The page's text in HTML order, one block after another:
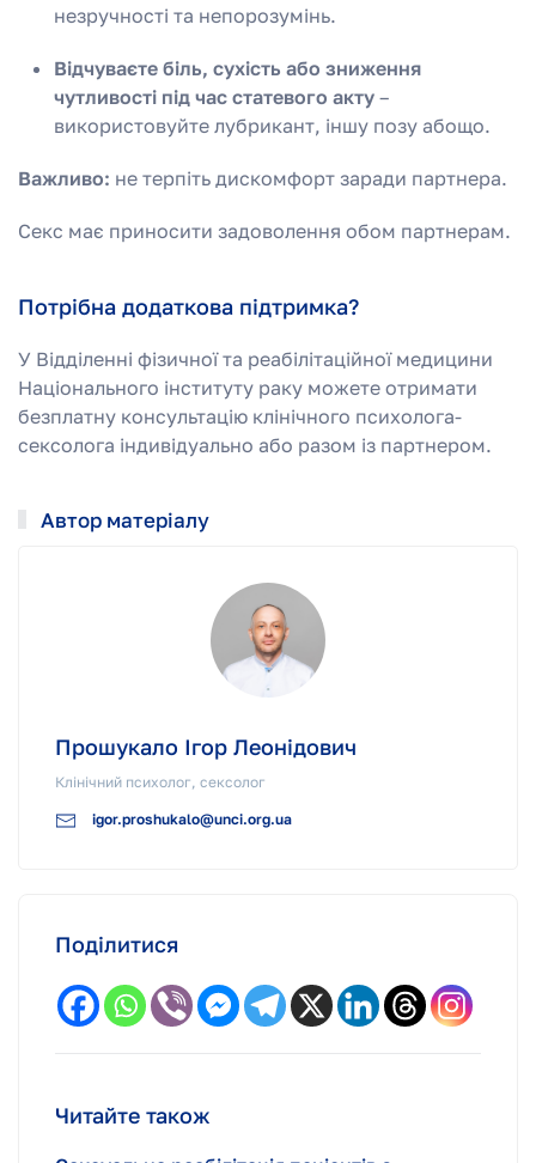
незручності та непорозумінь.
Відчуваєте біль, сухість або зниження
чутливості під час статевого акту –
використовуйте лубрикант, іншу позу абощо.
Важливо: не терпіть дискомфорт заради партнера.
Секс має приносити задоволення обом партнерам.
Потрібна додаткова підтримка?
У Відділенні фізичної та реабілітаційної медицини
Національного інституту раку можете отримати
безплатну консультацію клінічного психолога-
сексолога індивідуально або разом із партнером.
Автор матеріалу
Прошукало Ігор Леонідович
Клінічний психолог, сексолог
igor.proshukalo@unci.org.ua
Поділитися
Читайте також